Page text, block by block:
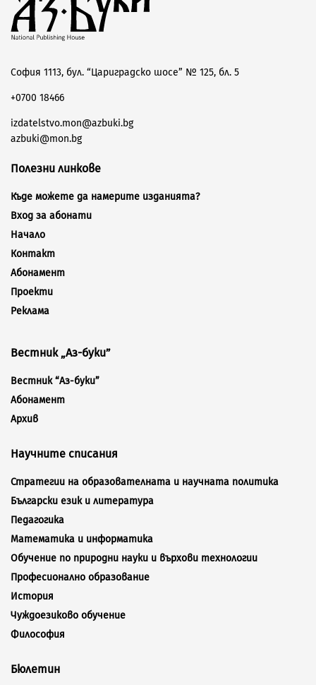
София 1113, бул. “Цариградско шосе” № 125, бл. 5
+0700 18466
izdatelstvo.mon@azbuki.bg
azbuki@mon.bg
Полезни линкове
Къде можете да намерите изданията?
Вход за абонати
Начало
Контакт
Абонамент
Проекти
Реклама
Вестник „Аз-буки”
Вестник “Аз-буки”
Абонамент
Архив
Научните списания
Стратегии на образователната и научната политика
Български език и литература
Педагогика
Математика и информатика
Обучение по природни науки и върхови технологии
Професионално образование
История
Чуждоезиково обучение
Философия
Бюлетин